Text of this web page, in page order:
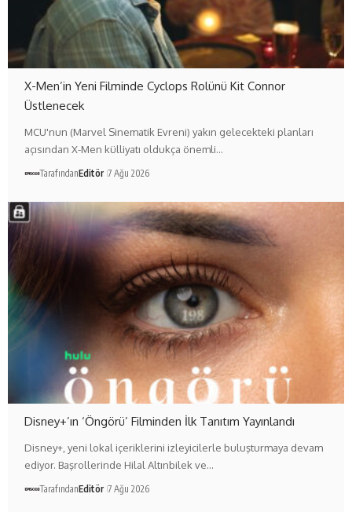
X-Men’in Yeni Filminde Cyclops Rolünü Kit Connor
Üstlenecek
MCU'nun (Marvel Sinematik Evreni) yakın gelecekteki planları
açısından X-Men külliyatı oldukça önemli…
TarafındanEditör 7 Ağu 2026
Disney+’ın ‘Öngörü’ Filminden İlk Tanıtım Yayınlandı
Disney+, yeni lokal içeriklerini izleyicilerle buluşturmaya devam
ediyor. Başrollerinde Hilal Altınbilek ve…
TarafındanEditör 7 Ağu 2026